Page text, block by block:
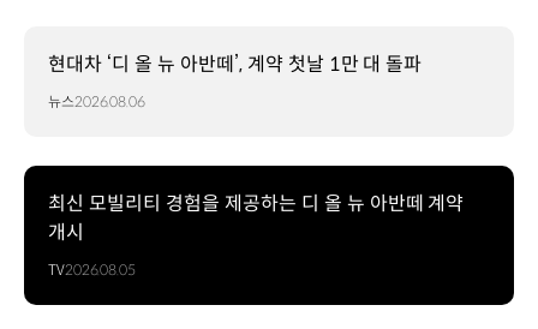
현대차 ‘디 올 뉴 아반떼’, 계약 첫날 1만 대 돌파
뉴스2026.08.06
최신 모빌리티 경험을 제공하는 디 올 뉴 아반떼 계약
개시
TV2026.08.05